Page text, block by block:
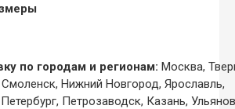
по городам и регионам: Москва,
Нижний Новгород, Ярославль,
Петрозаводск, Казань,